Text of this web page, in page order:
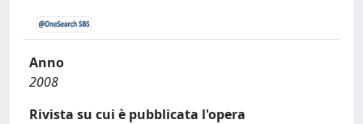
Anno
2008
Rivista su cui è pubblicata l'opera